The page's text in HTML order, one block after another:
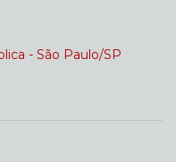
- São Paulo/SP